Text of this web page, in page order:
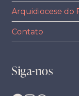
Arquidiocese do
Contato
Siga-nos